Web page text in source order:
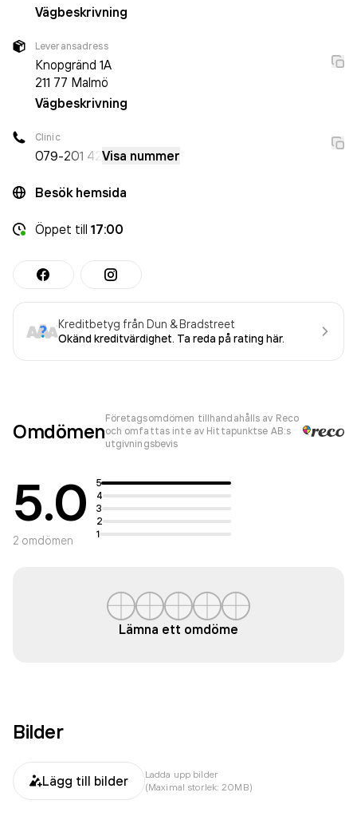
Vägbeskrivning
Leveransadress
Knopgränd 1A
211 77 Malmö
Vägbeskrivning
Clinic
079-201 42 Visa nummer
Besök hemsida
Öppet till 17:00
Kreditbetyg från Dun & Bradstreet
Okänd kreditvärdighet. Ta reda på rating här.
Omdömen
Företagsomdömen tillhandahålls av Reco
och omfattas inte av Hittapunktse AB:s
utgivningsbevis
5.0
2 omdömen
5
4
3
2
1
Lämna ett omdöme
Bilder
Lägg till bilder
Ladda upp bilder
(Maximal storlek: 20MB)